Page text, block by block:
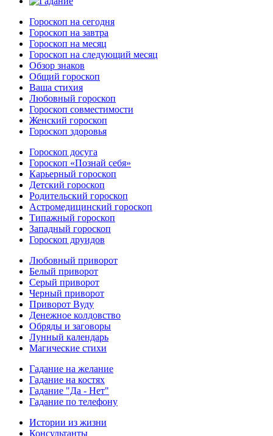
Гороскоп на сегодня
Гороскоп на завтра
Гороскоп на месяц
Гороскоп на следующий месяц
Обзор знаков
Общий гороскоп
Ваша стихия
Любовный гороскоп
Гороскоп совместимости
Женский гороскоп
Гороскоп здоровья
Гороскоп досуга
Гороскоп «Познай себя»
Карьерный гороскоп
Детский гороскоп
Родительский гороскоп
Астромедицинский гороскоп
Типажный гороскоп
Западный гороскоп
Гороскоп друидов
Любовный приворот
Белый приворот
Серый приворот
Черный приворот
Приворот Вуду
Денежное колдовство
Обряды и заговоры
Лунный календарь
Магические стихи
Гадание на желание
Гадание на костях
Гадание "Да - Нет"
Гадание по телефону
Истории из жизни
Консультанты